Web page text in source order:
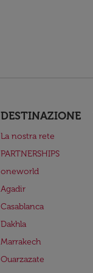
DESTINAZIONE
La nostra rete
PARTNERSHIPS
oneworld
Agadir
Casablanca
Dakhla
Marrakech
Ouarzazate